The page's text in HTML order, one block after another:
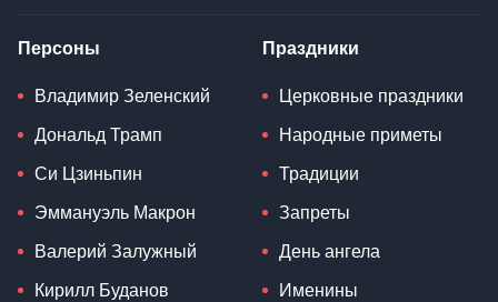
Персоны
Владимир Зеленский
Дональд Трамп
Си Цзиньпин
Эммануэль Макрон
Валерий Залужный
Кирилл Буданов
Праздники
Церковные праздники
Народные приметы
Традиции
Запреты
День ангела
Именины